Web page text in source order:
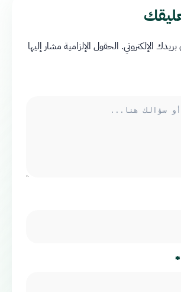
الإلكتروني. الحقول الإلزامية مشار إليها
*